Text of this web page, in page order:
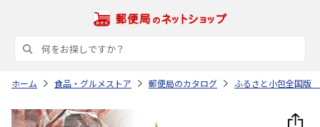
ホーム 食品・グルメストア 郵便局のカタログ ふるさと小包全国版